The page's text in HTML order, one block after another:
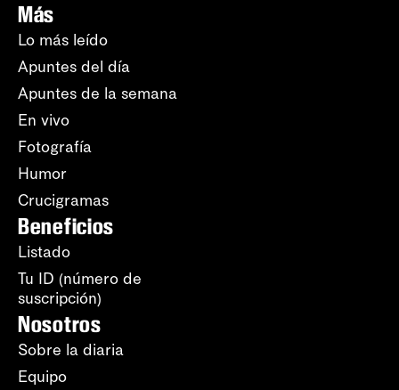
Más
Lo más leído
Apuntes del día
Apuntes de la semana
En vivo
Fotografía
Humor
Crucigramas
Beneficios
Listado
Tu ID (número de
suscripción)
Nosotros
Sobre la diaria
Equipo